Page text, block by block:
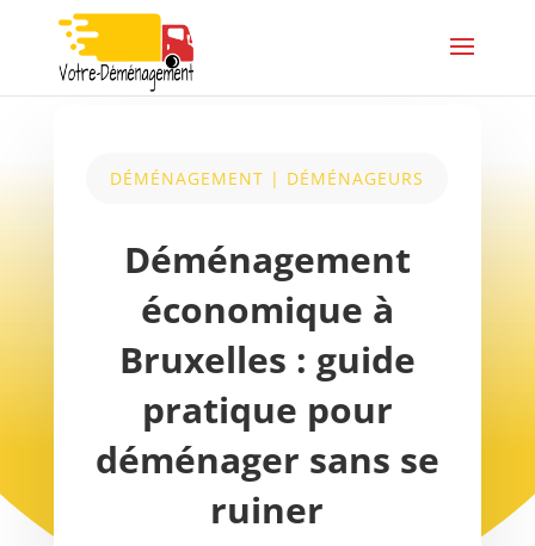
DÉMÉNAGEMENT | DÉMÉNAGEURS
Déménagement
économique à
Bruxelles : guide
pratique pour
déménager sans se
ruiner